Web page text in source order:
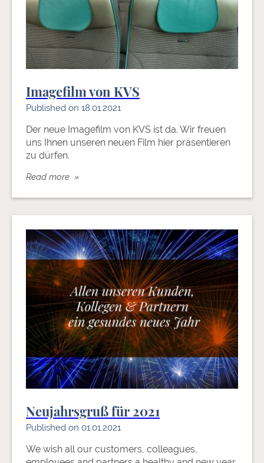
Imagefilm von KVS
Published on 18.01.2021
Der neue Imagefilm von KVS ist da. Wir freuen
uns Ihnen unseren neuen Film hier präsentieren
zu dürfen.
Read more »
Neujahrsgruß für 2021
Published on 01.01.2021
We wish all our customers, colleagues,